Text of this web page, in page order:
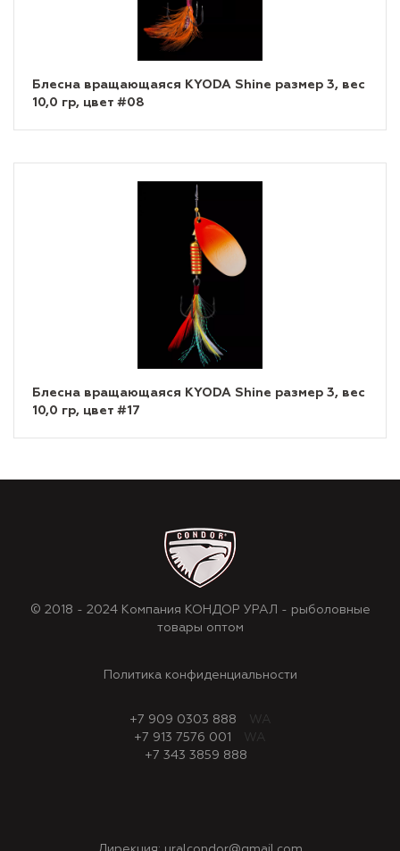
Блесна вращающаяся KYODA Shine размер 3, вес
10,0 гр, цвет #08
Блесна вращающаяся KYODA Shine размер 3, вес
10,0 гр, цвет #17
© 2018 - 2024 Компания КОНДОР УРАЛ - рыболовные
товары оптом
Политика конфиденциальности
+7 909 0303 888
WA
+7 913 7576 001
WA
+7 343 3859 888